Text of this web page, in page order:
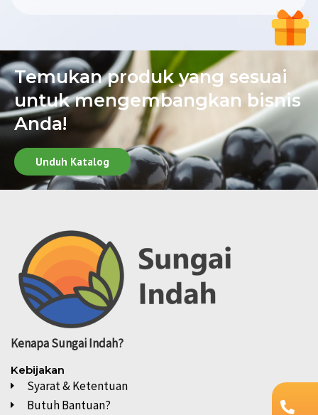
Temukan produk yang sesuai
untuk mengembangkan bisnis
Anda!
Unduh Katalog
KenapaSungai Indah?
Kebijakan
Syarat & Ketentuan
Butuh Bantuan?